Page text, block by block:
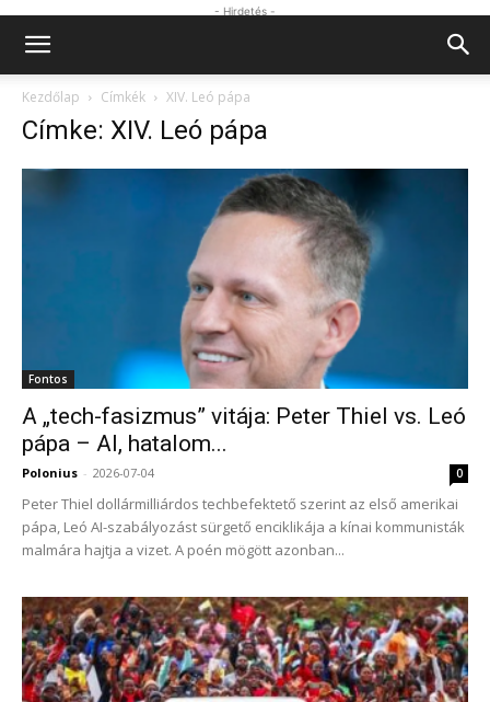
- Hirdetés -
Kezdőlap Címkék XIV. Leó pápa
Címke: XIV. Leó pápa
Fontos
A „tech-fasizmus” vitája: Peter Thiel vs. Leó
pápa – AI, hatalom...
Polonius - 2026-07-04 0
Peter Thiel dollármilliárdos techbefektető szerint az első amerikai
pápa, Leó AI-szabályozást sürgető enciklikája a kínai kommunisták
malmára hajtja a vizet. A poén mögött azonban...